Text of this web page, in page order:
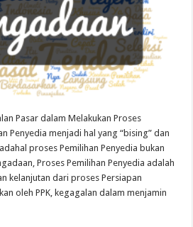
Pasar dalam Melakukan Proses
Penyedia menjadi hal yang “bising” dan
proses Pemilihan Penyedia bukan
Proses Pemilihan Penyedia adalah
kelanjutan dari proses Persiapan
oleh PPK, kegagalan dalam menjamin